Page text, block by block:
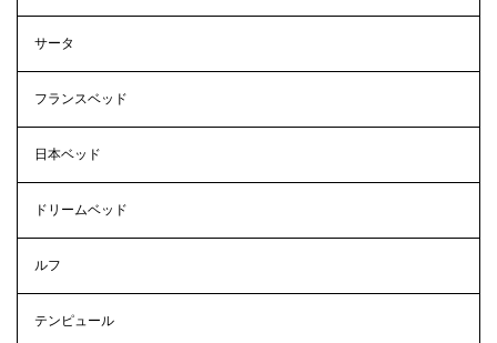
サータ
フランスベッド
日本ベッド
ドリームベッド
ルフ
テンピュール